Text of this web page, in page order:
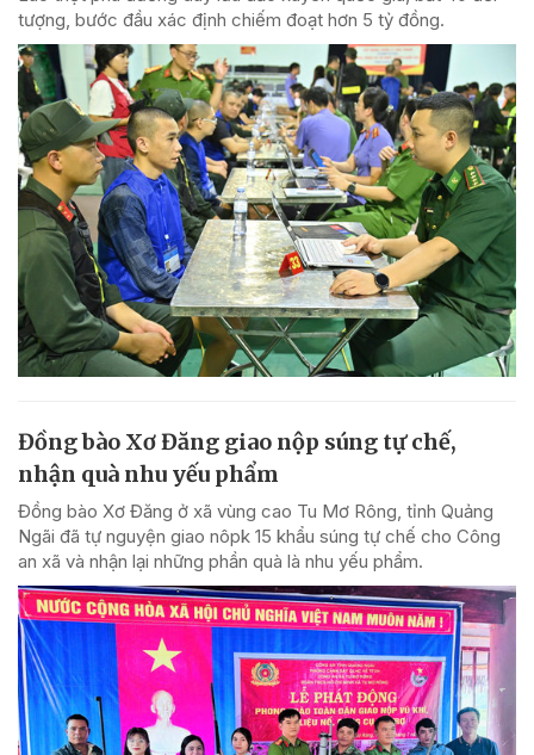
tượng, bước đầu xác định chiếm đoạt hơn 5 tỷ đồng.
Đồng bào Xơ Đăng giao nộp súng tự chế,
nhận quà nhu yếu phẩm
Đồng bào Xơ Đăng ở xã vùng cao Tu Mơ Rông, tỉnh Quảng
Ngãi đã tự nguyện giao nôpk 15 khẩu súng tự chế cho Công
an xã và nhận lại những phần quà là nhu yếu phẩm.